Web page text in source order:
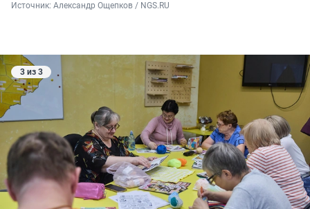
Источник: Александр Ощепков / NGS.RU
3 из 3